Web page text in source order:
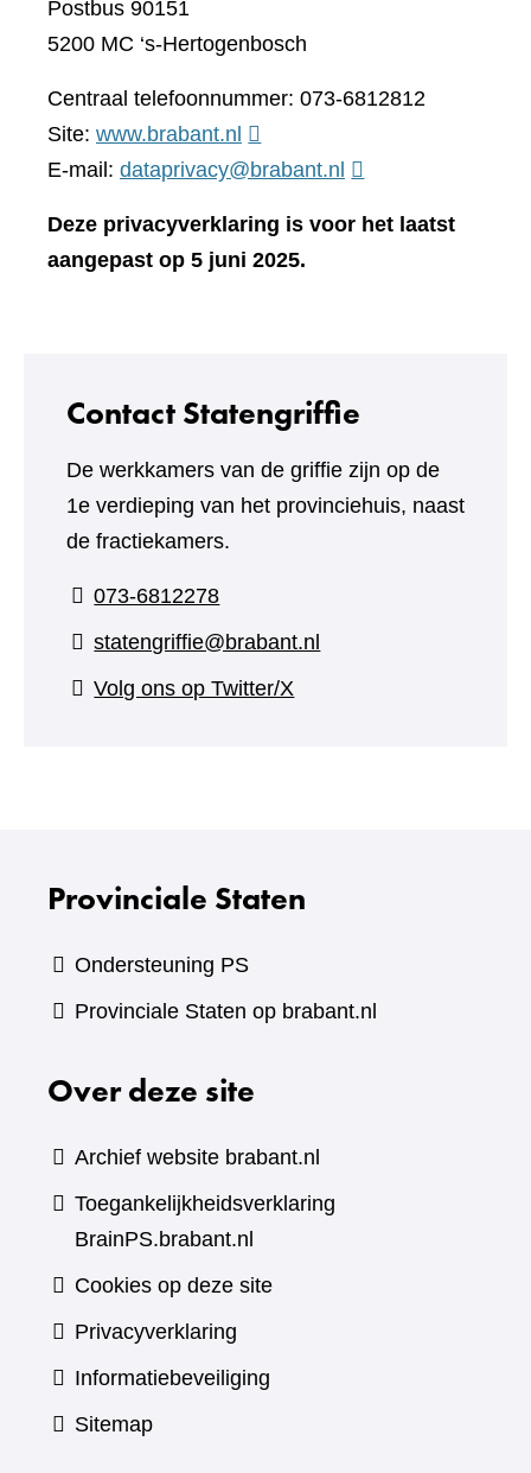
Postbus 90151
5200 MC ‘s-Hertogenbosch
Centraal telefoonnummer: 073-6812812
Site: www.brabant.nl (verwijst
naar
andere
E-mail: dataprivacy@brabant.nl
Deze privacyverklaring is voor het laatst
aangepast op 5 juni 2025.
Contact Statengriffie
De werkkamers van de griffie zijn op de
1e verdieping van het provinciehuis, naast
de fractiekamers.
073-6812278
statengriffie@brabant.nl
Volg ons op Twitter/X
Provinciale Staten
Ondersteuning PS
Provinciale Staten op brabant.nl
Over deze site
Archief website brabant.nl
Toegankelijkheidsverklaring
BrainPS.brabant.nl
Cookies op deze site
Privacyverklaring
Informatiebeveiliging
Sitemap